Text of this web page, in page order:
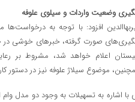
وضعیت واردات و سیلوی علوفه
افزود: با توجه به درخواست‌ها
صورت گرفته، خبرهای خوشی در
اعلام خواهد شد، مشروط بر
موضوع سیلاژ علوفه نیز در دستور کار